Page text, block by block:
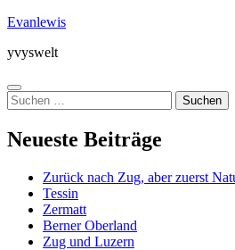
Zum
springen
Evanlewis
yvyswelt
Menü
Suchen
nach:
Neueste Beiträge
Zurück nach Zug, aber zuerst
Tessin
Zermatt
Berner Oberland
Zug und Luzern